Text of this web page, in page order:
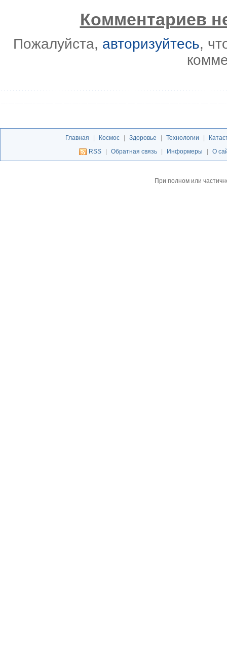
Комментариев
Пожалуйста, авторизуйтесь,
Главная | Космос | Здоровье | Технологии |
RSS
| Обратная связь | Информеры | О
При полном или